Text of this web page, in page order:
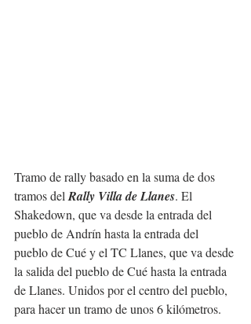
Tramo de rally basado en la suma de dos
tramos del Rally Villa de Llanes. El
Shakedown, que va desde la entrada del
pueblo de Andrín hasta la entrada del
pueblo de Cué y el TC Llanes, que va desde
la salida del pueblo de Cué hasta la entrada
de Llanes. Unidos por el centro del pueblo,
para hacer un tramo de unos 6 kilómetros.